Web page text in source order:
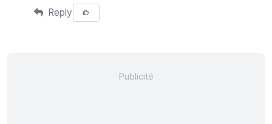
Reply